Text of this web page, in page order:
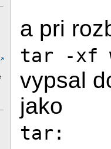
a pri
tar -xf
vypsal
jako
tar: